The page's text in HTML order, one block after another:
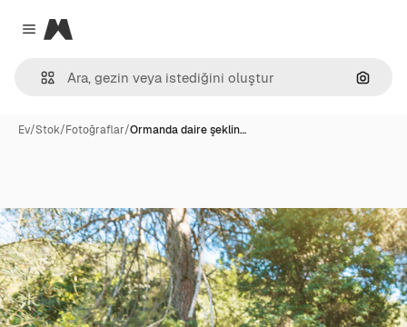
Close menu
Magnific
Ev/Stok/Fotoğraflar/Ormanda daire şeklin…